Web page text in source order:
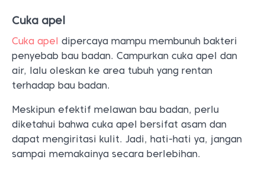
Cuka apel
Cuka apel dipercaya mampu membunuh bakteri
penyebab bau badan. Campurkan cuka apel dan
air, lalu oleskan ke area tubuh yang rentan
terhadap bau badan.
Meskipun efektif melawan bau badan, perlu
diketahui bahwa cuka apel bersifat asam dan
dapat mengiritasi kulit. Jadi, hati-hati ya, jangan
sampai memakainya secara berlebihan.